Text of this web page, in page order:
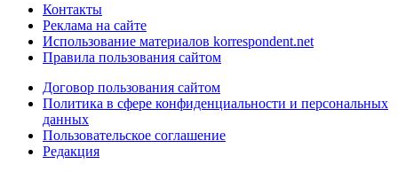
Контакты
Реклама на сайте
Использование материалов korrespondent.net
Правила пользования сайтом
Договор пользования сайтом
Политика в сфере конфиденциальности и персональных
данных
Пользовательское соглашение
Редакция